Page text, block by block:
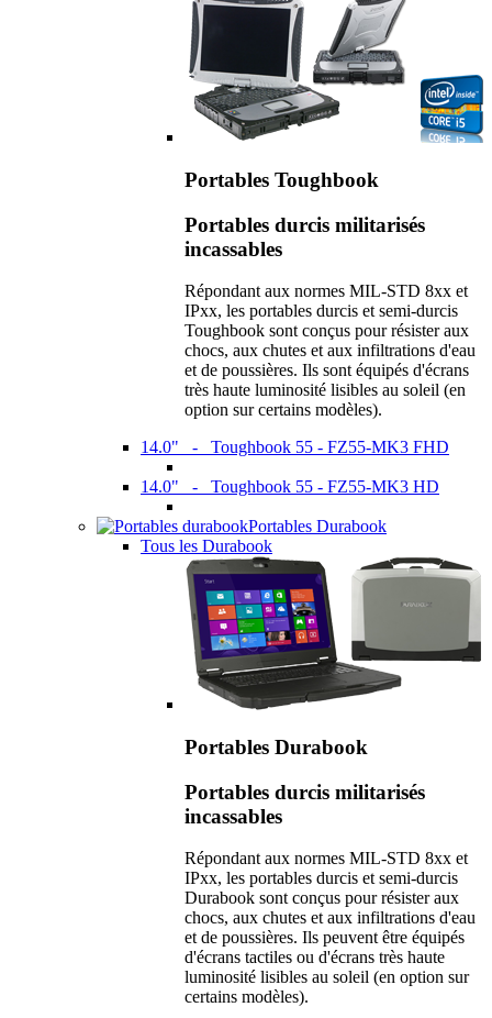
Portables Toughbook
Portables durcis militarisés
incassables
Répondant aux normes MIL-STD 8xx et
IPxx, les portables durcis et semi-durcis
Toughbook sont conçus pour résister aux
chocs, aux chutes et aux infiltrations d'eau
et de poussières. Ils sont équipés d'écrans
très haute luminosité lisibles au soleil (en
option sur certains modèles).
14.0" - Toughbook 55 - FZ55-MK3 FHD
14.0" - Toughbook 55 - FZ55-MK3 HD
Portables Durabook
Tous les Durabook
Portables Durabook
Portables durcis militarisés
incassables
Répondant aux normes MIL-STD 8xx et
IPxx, les portables durcis et semi-durcis
Durabook sont conçus pour résister aux
chocs, aux chutes et aux infiltrations d'eau
et de poussières. Ils peuvent être équipés
d'écrans tactiles ou d'écrans très haute
luminosité lisibles au soleil (en option sur
certains modèles).